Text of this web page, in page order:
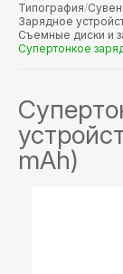
Типография/
Зарядное
Съемные диски и
Супертонкое
mAh)